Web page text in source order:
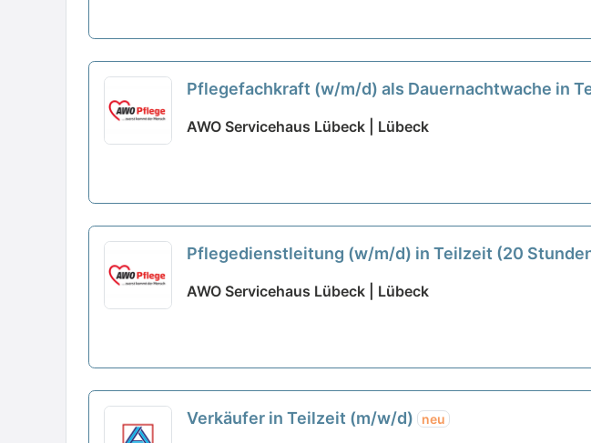
Pflegefachkraft (w/m/d) als Dauernachtwache in
AWO Servicehaus Lübeck | Lübeck
Pflegedienstleitung (w/m/d) in Teilzeit (20
AWO Servicehaus Lübeck | Lübeck
Verkäufer in Teilzeit (m/w/d) neu